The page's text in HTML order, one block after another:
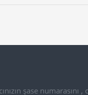
şase numarasını ,